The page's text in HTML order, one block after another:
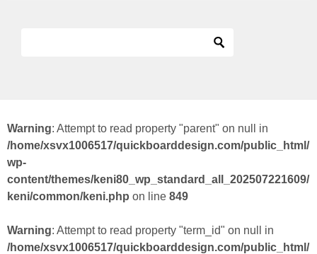
Warning: Attempt to read property "parent" on null in
/home/xsvx1006517/quickboarddesign.com/public_html/
wp-
content/themes/keni80_wp_standard_all_202507221609/
keni/common/keni.php on line 849
Warning: Attempt to read property "term_id" on null in
/home/xsvx1006517/quickboarddesign.com/public_html/